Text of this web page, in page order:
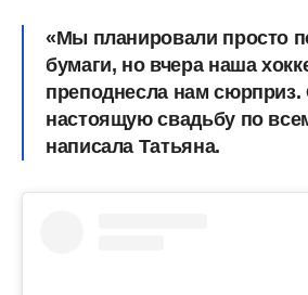
«Мы планировали просто
бумаги, но вчера наша
преподнесла нам сюрприз.
настоящую свадьбу по
написала Татьяна.